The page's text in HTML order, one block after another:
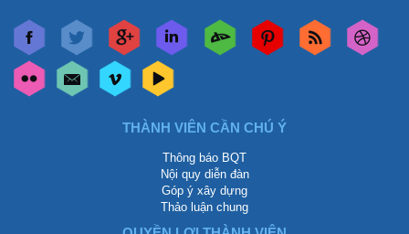
THÀNH VIÊN CẦN CHÚ Ý
Thông báo BQT
Nội quy diễn đàn
Góp ý xây dựng
Thảo luận chung